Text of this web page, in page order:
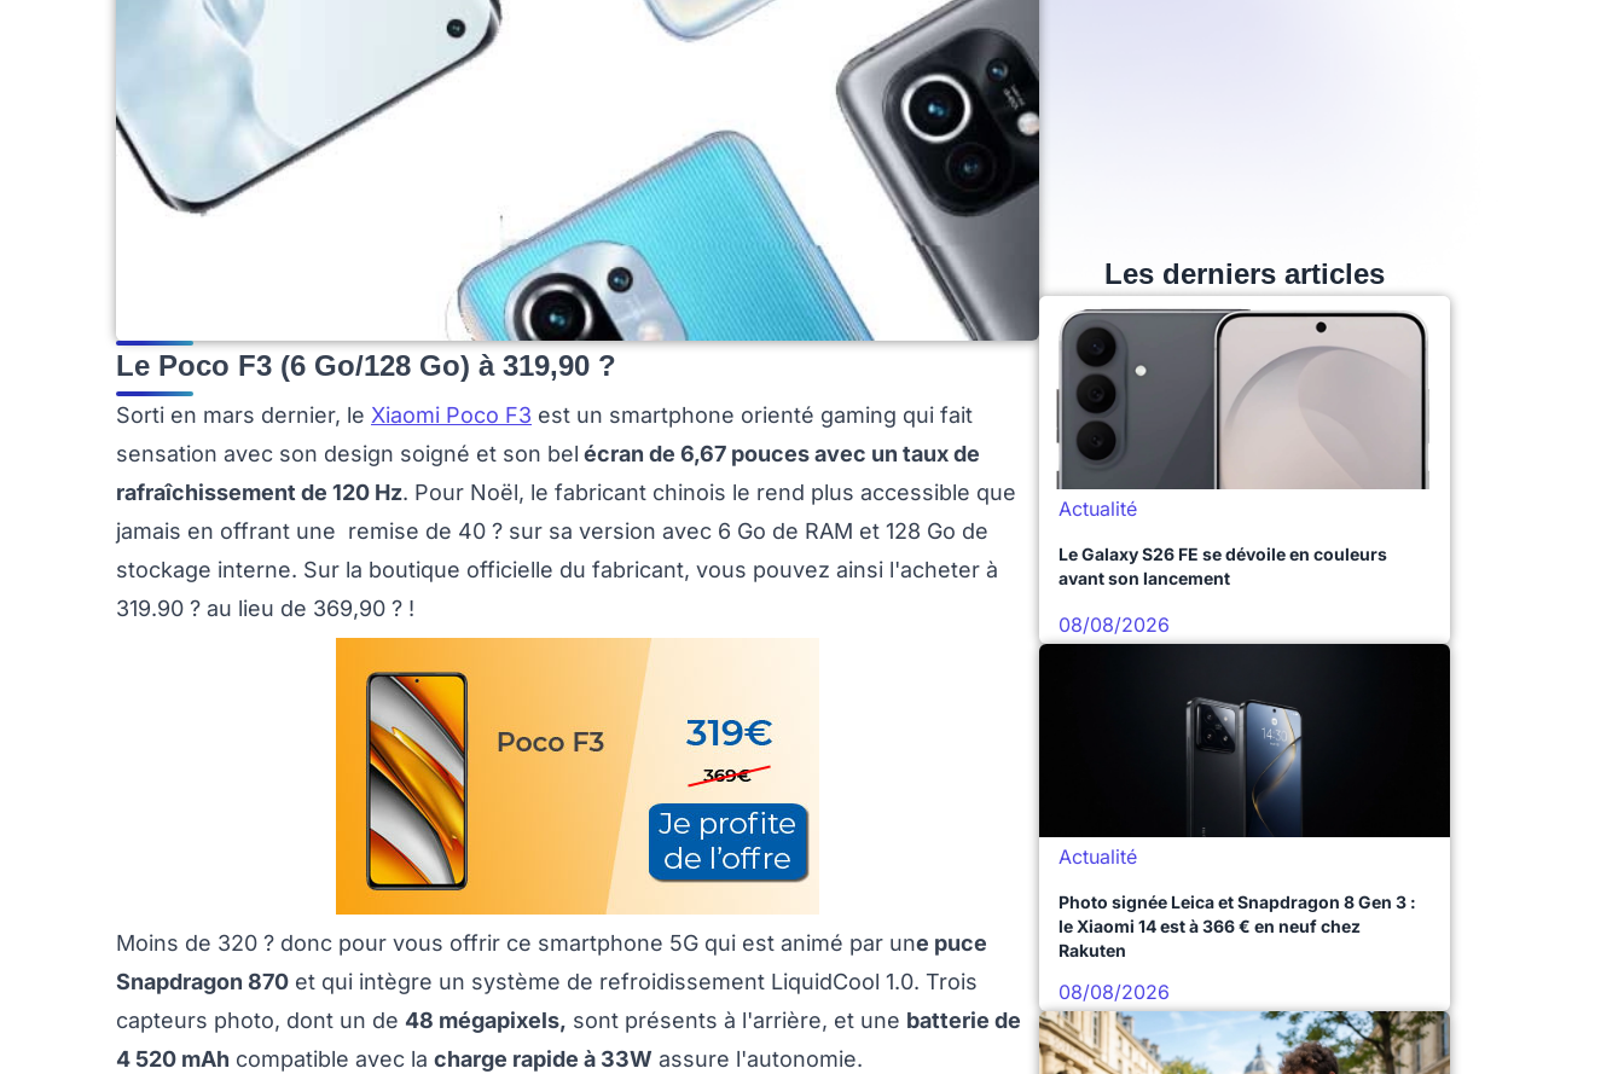
Le Poco F3 (6 Go/128 Go) à 319,90 ?
Sorti en mars dernier, le Xiaomi Poco F3 est un smartphone orienté gaming qui fait
sensation avec son design soigné et son bel écran de 6,67 pouces avec un taux de
rafraîchissement de 120 Hz. Pour Noël, le fabricant chinois le rend plus accessible que
jamais en offrant une remise de 40 ? sur sa version avec 6 Go de RAM et 128 Go de
stockage interne. Sur la boutique officielle du fabricant, vous pouvez ainsi l'acheter à
319.90 ? au lieu de 369,90 ? !
Moins de 320 ? donc pour vous offrir ce smartphone 5G qui est animé par une puce
Snapdragon 870 et qui intègre un système de refroidissement LiquidCool 1.0. Trois
capteurs photo, dont un de 48 mégapixels, sont présents à l'arrière, et une batterie de
4 520 mAh compatible avec la charge rapide à 33W assure l'autonomie.
Les derniers articles
Actualité
Le Galaxy S26 FE se dévoile en couleurs
avant son lancement
08/08/2026
Actualité
Photo signée Leica et Snapdragon 8 Gen 3 :
le Xiaomi 14 est à 366 € en neuf chez
Rakuten
08/08/2026